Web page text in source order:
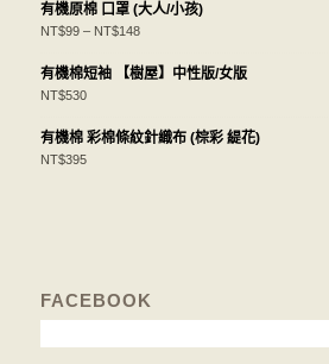
有機原棉 口罩 (大人/小孩)
NT$99– NT$148
有機棉短袖 【樹屋】中性版/女版
NT$530
有機棉 彩棉條紋針織布 (棕彩 緹花)
NT$395
FACEBOOK